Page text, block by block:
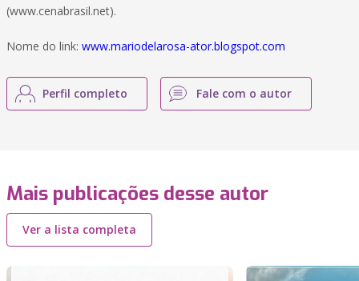
(www.cenabrasil.net).
Nome do link: www.mariodelarosa-ator.blogspot.com
Perfil completo Fale com o autor
Mais publicações desse autor
Ver a lista completa